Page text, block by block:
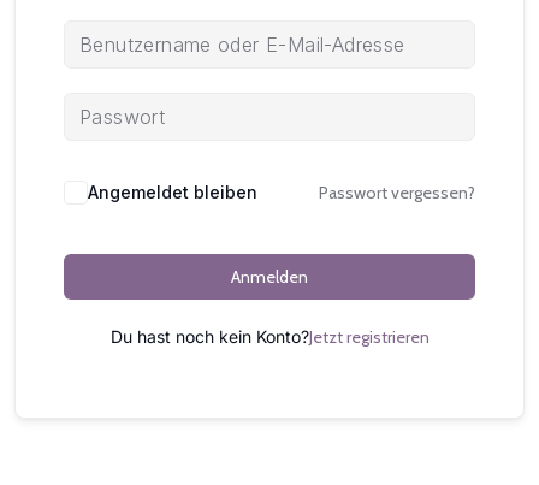
Alternative:
Angemeldet bleiben Passwort vergessen?
Anmelden
Du hast noch kein Konto?Jetzt registrieren